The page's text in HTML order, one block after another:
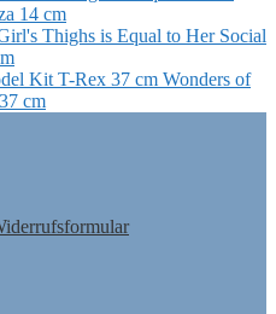
Thighs is Equal to Her Social
Wonders of
cm